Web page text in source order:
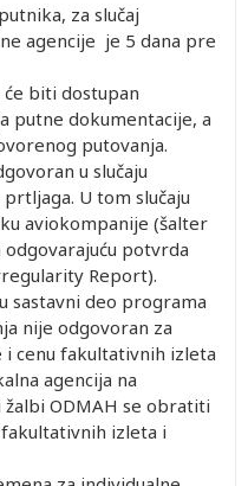
za slučaj
agencije je 5 dana pre
biti dostupan
putne dokumentacije, a
putovanja.
u slučaju
U tom slučaju
aviokompanije (šalter
potvrda
Report).
sastavni deo programa
nije odgovoran za
cenu fakultativnih izleta
agencija na
ODMAH se obratiti
izleta i